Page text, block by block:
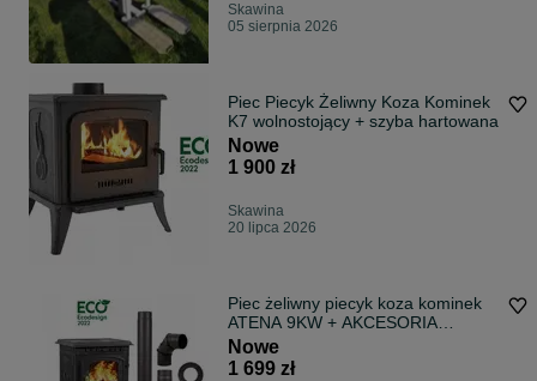
Skawina
05 sierpnia 2026
Piec Piecyk Żeliwny Koza Kominek
K7 wolnostojący + szyba hartowana
Nowe
1 900 zł
Skawina
20 lipca 2026
Piec żeliwny piecyk koza kominek
ATENA 9KW + AKCESORIA
KOMINKOWE
Nowe
1 699 zł